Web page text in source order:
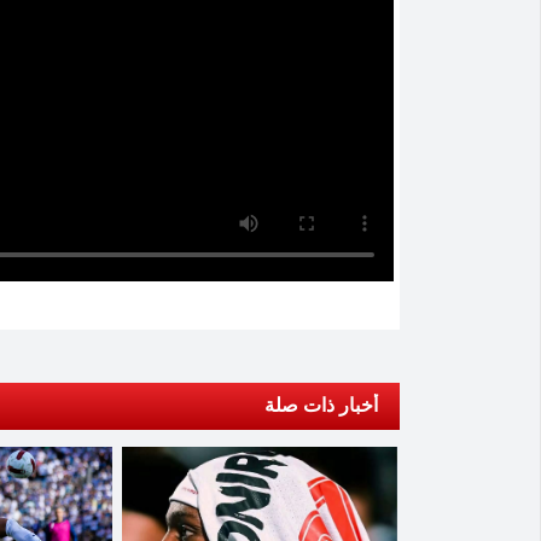
أخبار ذات صلة